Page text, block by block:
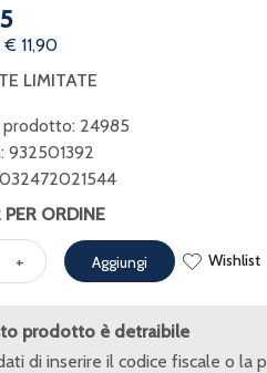
11,90
LIMITATE
prodotto: 24985
932501392
ORDINE
+ Aggiungi Wishlist
prodotto è detraibile
di inserire il codice fiscale o la